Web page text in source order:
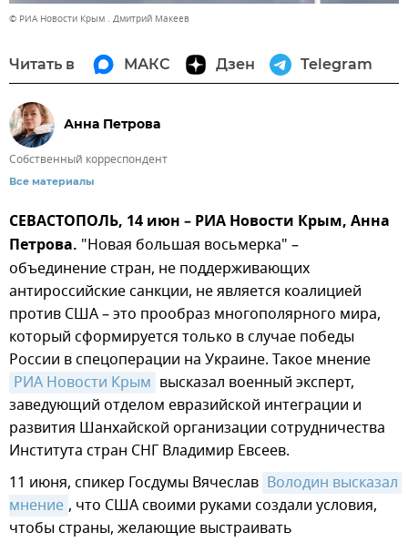
© РИА Новости Крым . Дмитрий Макеев
Читать в МАКС Дзен Telegram
Анна Петрова
Собственный корреспондент
Все материалы
СЕВАСТОПОЛЬ, 14 июн – РИА Новости Крым, Анна
Петрова. "Новая большая восьмерка" –
объединение стран, не поддерживающих
антироссийские санкции, не является коалицией
против США – это прообраз многополярного мира,
который сформируется только в случае победы
России в спецоперации на Украине. Такое мнение
РИА Новости Крым высказал военный эксперт,
заведующий отделом евразийской интеграции и
развития Шанхайской организации сотрудничества
Института стран СНГ Владимир Евсеев.
11 июня, спикер Госдумы Вячеслав Володин высказал
мнение , что США своими руками создали условия,
чтобы страны, желающие выстраивать